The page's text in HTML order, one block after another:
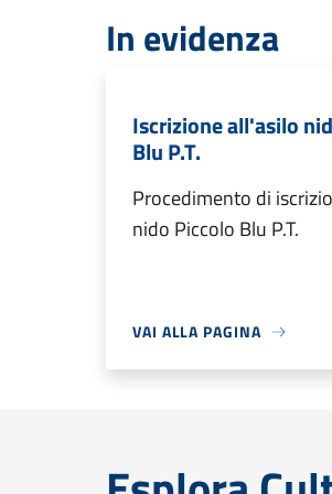
In evidenza
Iscrizione all'asilo
Blu P.T.
Procedimento di
nido Piccolo Blu P.T.
VAI ALLA PAGINA